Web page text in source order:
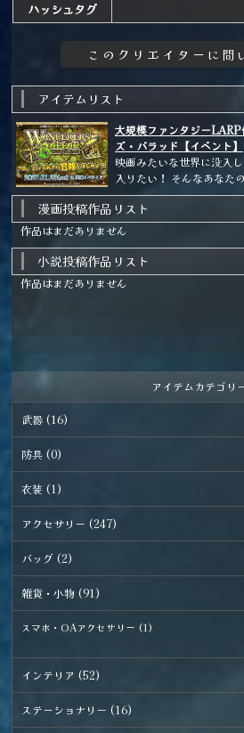
ハッシュタグ
アイテムリスト
大規模ファンタジー
ズ・バラッド【イベント】
映画みたいな世界に没入
入りたい！ そんなあなたの望みを叶える、LARPの魔法
✨ ワンダラーズ・バラッドは、ファンタジー世界の街の
お祭りを体験できるイベントです。 関東
規模！ さあ、よっておい
漫画投稿作品リスト
作品はまだありません
小説投稿作品リスト
作品はまだありません
アイテムカテゴリ
武器 (16)
防具 (0)
衣装 (1)
アクセサリー (247)
バッグ (2)
雑貨・小物 (91)
スマホ・OAアクセサリー (1)
インテリア (52)
ステーショナリー (16)